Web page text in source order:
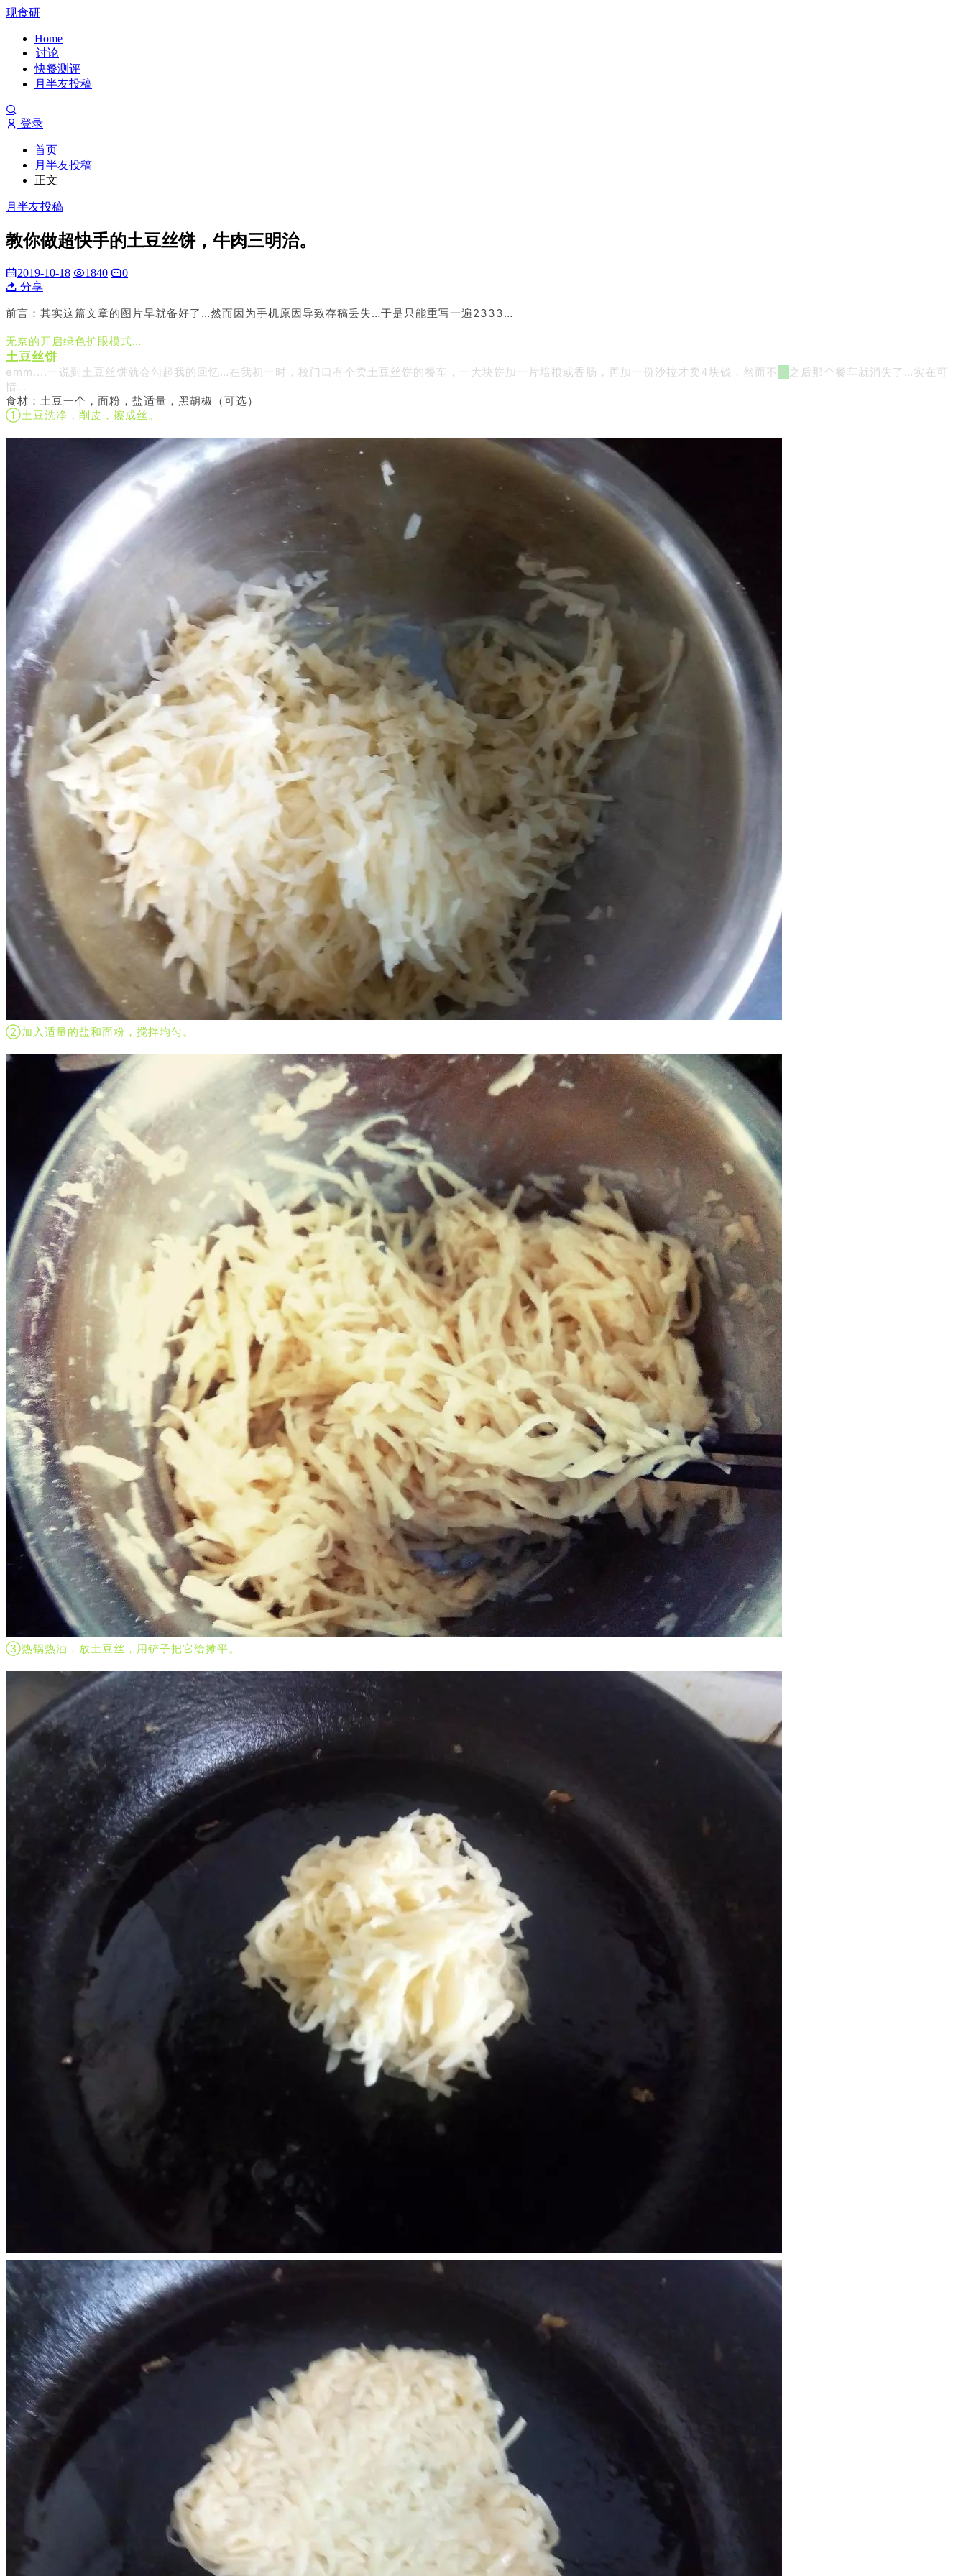
现食研
Home
讨论
快餐测评
月半友投稿
登录
首页
月半友投稿
正文
月半友投稿
教你做超快手的土豆丝饼，牛肉三明治。
2019-10-18 1840
0
分享
前言： 其实这篇文章的图片早就备好了…然而因为手机原因导致存稿丢失…于是只能重写一遍2333…
无奈的开启绿色护眼模式…
土豆丝饼
emm....一说到土豆丝饼就会勾起我的回忆…在我初一时，校门口有个卖土豆丝饼的餐车，一大块饼加一片培根或香肠，再加一份沙拉才卖4块钱，然而不 久 之后那个餐车就消失了…实在可
惜…
食材： 土豆一个，面粉，盐适量，黑胡椒（可选）
①土豆洗净，削皮，擦成丝。
②加入适量的盐和面粉，搅拌均匀。
③热锅热油，放土豆丝，用铲子把它给摊平。